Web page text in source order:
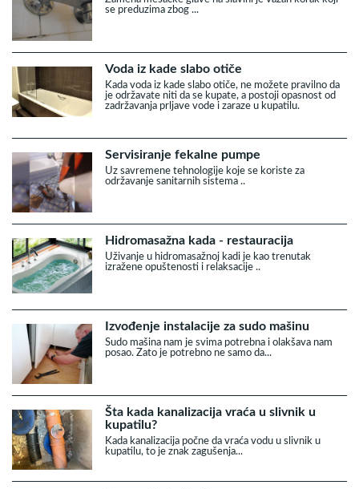
se preduzima zbog ...
Voda iz kade slabo otiče
Kada voda iz kade slabo otiče, ne možete pravilno da
je održavate niti da se kupate, a postoji opasnost od
zadržavanja prljave vode i zaraze u kupatilu.
Servisiranje fekalne pumpe
Uz savremene tehnologije koje se koriste za
održavanje sanitarnih sistema ..
Hidromasažna kada - restauracija
Uživanje u hidromasažnoj kadi je kao trenutak
izražene opuštenosti i relaksacije ..
Izvođenje instalacije za sudo mašinu
Sudo mašina nam je svima potrebna i olakšava nam
posao. Zato je potrebno ne samo da...
Šta kada kanalizacija vraća u slivnik u
kupatilu?
Kada kanalizacija počne da vraća vodu u slivnik u
kupatilu, to je znak zagušenja...